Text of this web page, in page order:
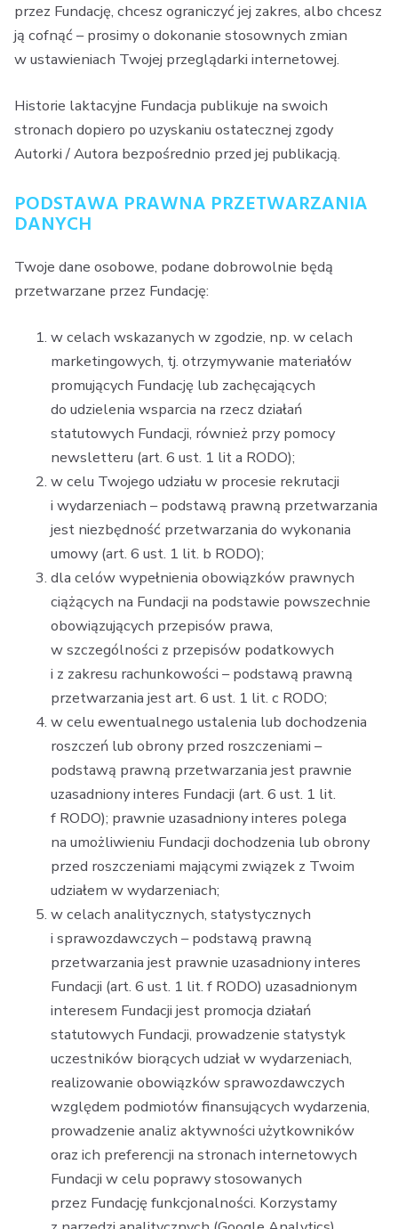
przez Fundację, chcesz ograniczyć jej zakres, albo chcesz
ją cofnąć – prosimy o dokonanie stosownych zmian
w ustawieniach Twojej przeglądarki internetowej.
Historie laktacyjne Fundacja publikuje na swoich
stronach dopiero po uzyskaniu ostatecznej zgody
Autorki / Autora bezpośrednio przed jej publikacją.
PODSTAWA PRAWNA PRZETWARZANIA
DANYCH
Twoje dane osobowe, podane dobrowolnie będą
przetwarzane przez Fundację:
w celach wskazanych w zgodzie, np. w celach
marketingowych, tj. otrzymywanie materiałów
promujących Fundację lub zachęcających
do udzielenia wsparcia na rzecz działań
statutowych Fundacji, również przy pomocy
newsletteru (art. 6 ust. 1 lit a RODO);
w celu Twojego udziału w procesie rekrutacji
i wydarzeniach – podstawą prawną przetwarzania
jest niezbędność przetwarzania do wykonania
umowy (art. 6 ust. 1 lit. b RODO);
dla celów wypełnienia obowiązków prawnych
ciążących na Fundacji na podstawie powszechnie
obowiązujących przepisów prawa,
w szczególności z przepisów podatkowych
i z zakresu rachunkowości – podstawą prawną
przetwarzania jest art. 6 ust. 1 lit. c RODO;
w celu ewentualnego ustalenia lub dochodzenia
roszczeń lub obrony przed roszczeniami –
podstawą prawną przetwarzania jest prawnie
uzasadniony interes Fundacji (art. 6 ust. 1 lit.
f RODO); prawnie uzasadniony interes polega
na umożliwieniu Fundacji dochodzenia lub obrony
przed roszczeniami mającymi związek z Twoim
udziałem w wydarzeniach;
w celach analitycznych, statystycznych
i sprawozdawczych – podstawą prawną
przetwarzania jest prawnie uzasadniony interes
Fundacji (art. 6 ust. 1 lit. f RODO) uzasadnionym
interesem Fundacji jest promocja działań
statutowych Fundacji, prowadzenie statystyk
uczestników biorących udział w wydarzeniach,
realizowanie obowiązków sprawozdawczych
względem podmiotów finansujących wydarzenia,
prowadzenie analiz aktywności użytkowników
oraz ich preferencji na stronach internetowych
Fundacji w celu poprawy stosowanych
przez Fundację funkcjonalności. Korzystamy